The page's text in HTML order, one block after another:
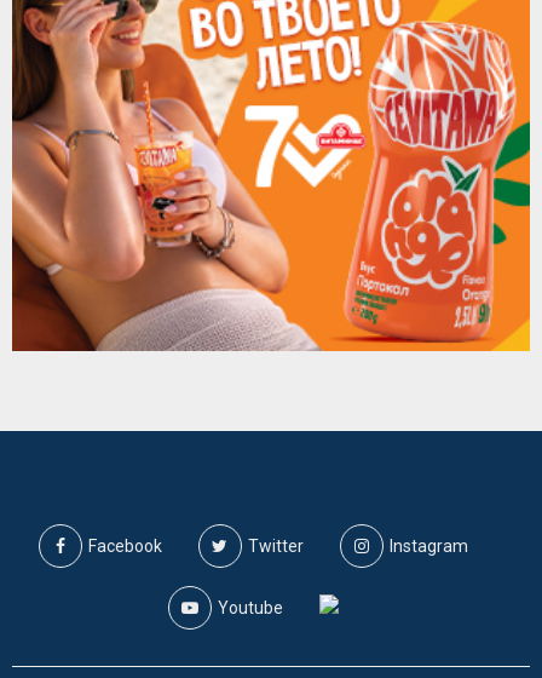
Facebook Twitter Instagram
Youtube